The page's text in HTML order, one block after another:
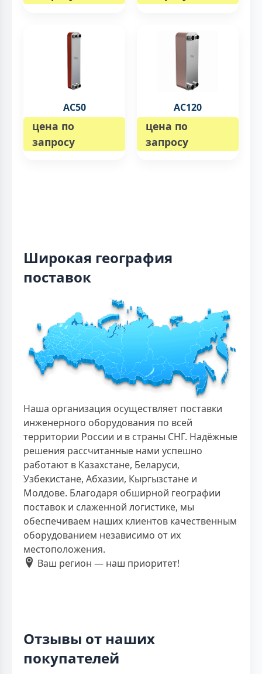
AC50
цена по
запросу
AC120
цена по
запросу
Широкая география
поставок
Наша организация осуществляет поставки
инженерного оборудования по всей
территории России и в страны СНГ. Надёжные
решения рассчитанные нами успешно
работают в Казахстане, Беларуси,
Узбекистане, Абхазии, Кыргызстане и
Молдове. Благодаря обширной географии
поставок и слаженной логистике, мы
обеспечиваем наших клиентов качественным
оборудованием независимо от их
местоположения.
Ваш регион — наш приоритет!
Отзывы от наших
покупателей